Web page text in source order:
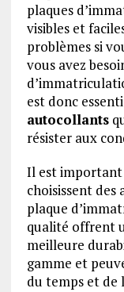
plaques
visibles et
problèmes si
vous avez
est donc
autocollants
résister aux
Il est important
choisissent
plaque
qualité offrent
meilleure
gamme et
du temps et de